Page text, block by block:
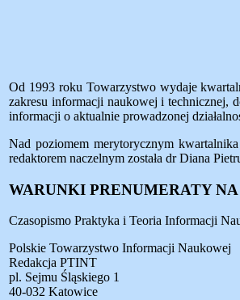
Od 1993 roku Towarzystwo wydaje
zakresu informacji naukowej i technicznej,
informacji o aktualnie prowadzonej
Nad poziomem merytorycznym
redaktorem naczelnym została dr Diana
WARUNKI PRENUMERATY NA
Czasopismo Praktyka i Teoria Informacji
Polskie Towarzystwo Informacji Naukowej
Redakcja PTINT
pl. Sejmu Śląskiego 1
40-032 Katowice